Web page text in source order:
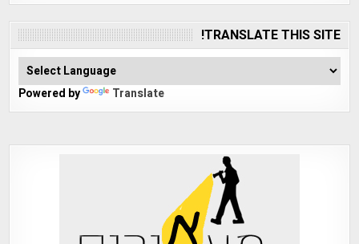
TRANSLATE THIS SITE!
Powered by Translate